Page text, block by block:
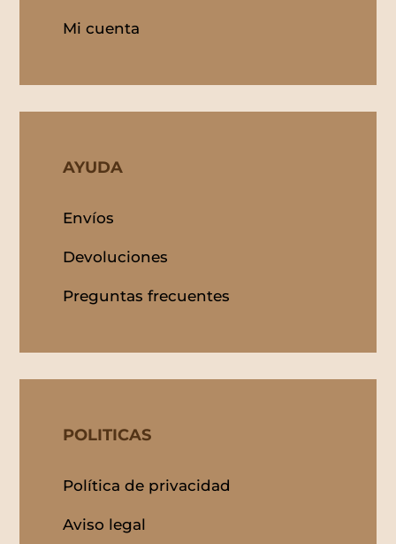
Mi cuenta
AYUDA
Envíos
Devoluciones
Preguntas frecuentes
POLITICAS
Política de privacidad
Aviso legal